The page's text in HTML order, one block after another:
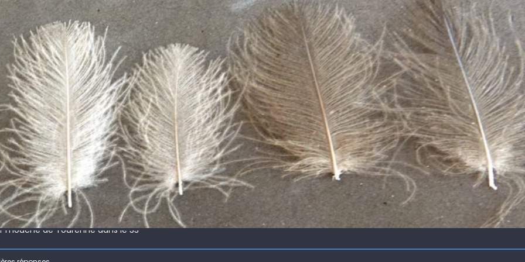
!
mouche de Tourenne dans le 33
( 63 )